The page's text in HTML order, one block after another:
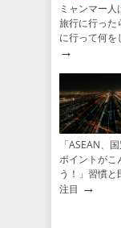
ミャンマー人
旅行に行った
に行って何を
→
「ASEAN、
ポイントがこ
う！」習慣と
注目 →